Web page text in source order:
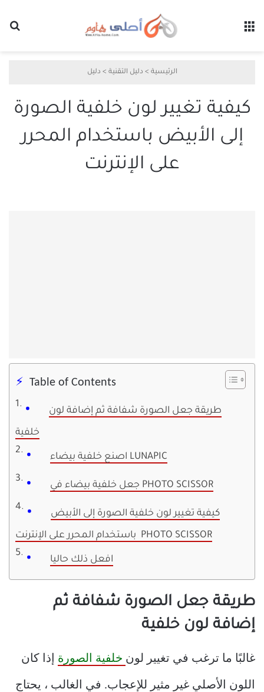
الرئيسية > دليل التقنية > دليل
كيفية تغيير لون خلفية الصورة
إلى الأبيض باستخدام المحرر
على الإنترنت
Table of Contents
طريقة جعل الصورة شفافة ثم إضافة لون
خلفية
اصنع خلفية بيضاء LUNAPIC
جعل خلفية بيضاء في PHOTO SCISSOR
كيفية تغيير لون خلفية الصورة إلى الأبيض
باستخدام المحرر على الإنترنت PHOTO SCISSOR
افعل ذلك حاليا
طريقة جعل الصورة شفافة ثم
إضافة لون خلفية
غالبًا ما ترغب في تغيير لون خلفية الصورة إذا كان
اللون الأصلي غير مثير للإعجاب. في الغالب ، يحتاج